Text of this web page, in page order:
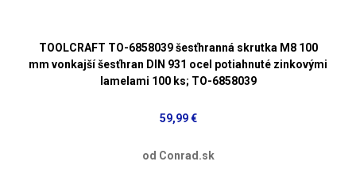
TOOLCRAFT TO-6858039 šesťhranná skrutka M8 100
mm vonkajší šesťhran DIN 931 ocel potiahnuté zinkovými
lamelami 100 ks; TO-6858039
59,99 €
od Conrad.sk